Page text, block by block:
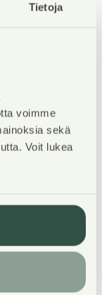
Tietoja
voimme
sekä
Voit lukea
kuitenkaan
rivitalot